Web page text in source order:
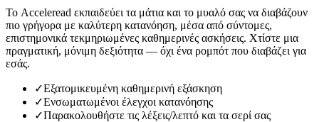
Το Acceleread εκπαιδεύει τα μάτια και το μυαλό σας να διαβάζουν
πιο γρήγορα με καλύτερη κατανόηση, μέσα από σύντομες,
επιστημονικά τεκμηριωμένες καθημερινές ασκήσεις. Χτίστε μια
πραγματική, μόνιμη δεξιότητα — όχι ένα ρομπότ που διαβάζει για
εσάς.
✓Εξατομικευμένη καθημερινή εξάσκηση
✓Ενσωματωμένοι έλεγχοι κατανόησης
✓Παρακολουθήστε τις λέξεις/λεπτό και τα σερί σας